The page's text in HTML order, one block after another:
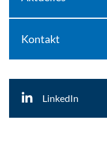
Kontakt
LinkedIn